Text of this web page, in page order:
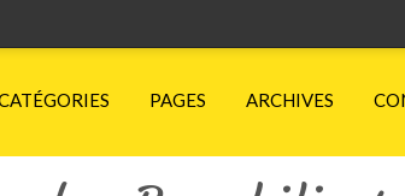
PAGES ARCHIVES